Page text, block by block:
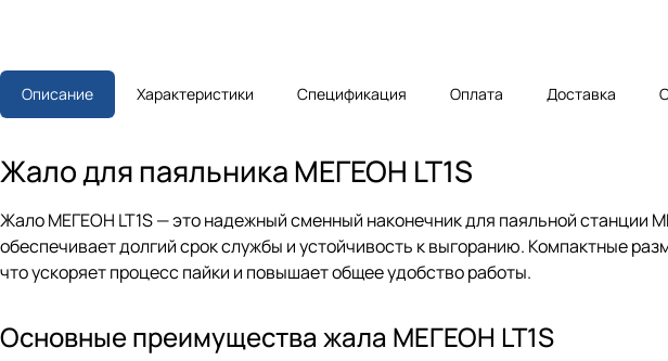
Описание Характеристики Спецификация Оплата Доставка
Жало для паяльника МЕГЕОН LT1S
Жало МЕГЕОН LT1S — это надежный сменный наконечник для паяльной станции
обеспечивает долгий срок службы и устойчивость к выгоранию. Компактные
что ускоряет процесс пайки и повышает общее удобство работы.
Основные преимущества жала МЕГЕОН LT1S